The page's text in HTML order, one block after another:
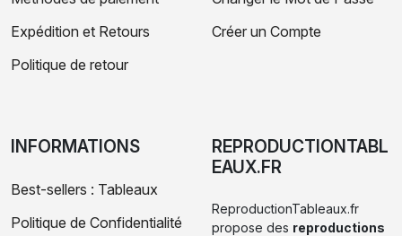
Expédition et Retours
Politique de retour
Créer un Compte
INFORMATIONS
Best-sellers : Tableaux
Politique de Confidentialité
REPRODUCTIONTABL
EAUX.FR
ReproductionTableaux.fr
propose des reproductions